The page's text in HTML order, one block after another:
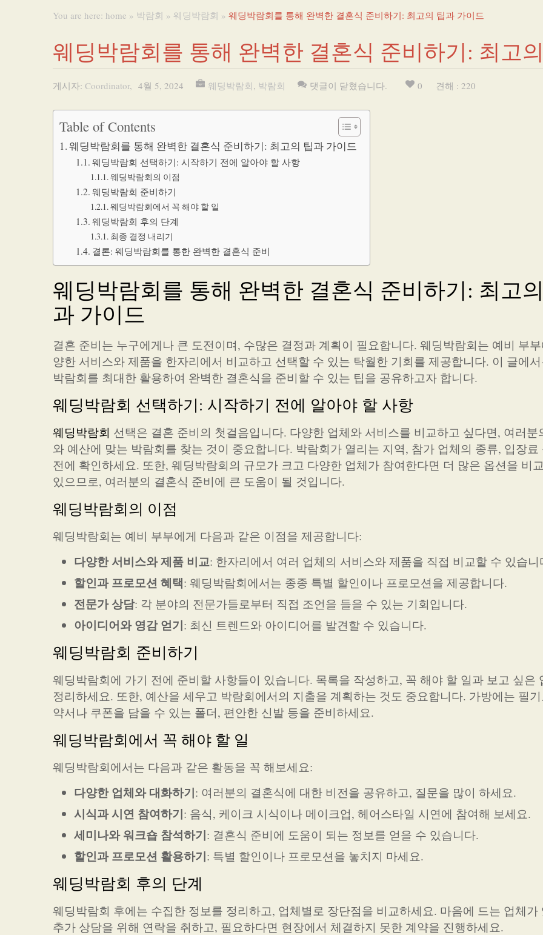
You are here: home » 박람회 » 웨딩박람회 » 웨딩박람회를 통해 완벽한 결혼식 준비하기: 최고의 팁과 가이드
웨딩박람회를 통해 완벽한 결혼식 준비하기: 최고
게시자: Coordinator, 4월 5, 2024 웨딩박람회, 박람회 댓글이 닫혔습니다. 0 견해 : 220
Table of Contents
웨딩박람회를 통해 완벽한 결혼식 준비하기: 최고의 팁과 가이드
웨딩박람회 선택하기: 시작하기 전에 알아야 할 사항
웨딩박람회의 이점
웨딩박람회 준비하기
웨딩박람회에서 꼭 해야 할 일
웨딩박람회 후의 단계
최종 결정 내리기
결론: 웨딩박람회를 통한 완벽한 결혼식 준비
웨딩박람회를 통해 완벽한 결혼식 준비하기: 최고
과 가이드
결혼 준비는 누구에게나 큰 도전이며, 수많은 결정과 계획이 필요합니다. 웨딩박람회는 예비 부
양한 서비스와 제품을 한자리에서 비교하고 선택할 수 있는 탁월한 기회를 제공합니다. 이 글에
박람회를 최대한 활용하여 완벽한 결혼식을 준비할 수 있는 팁을 공유하고자 합니다.
웨딩박람회 선택하기: 시작하기 전에 알아야 할 사항
웨딩박람회 선택은 결혼 준비의 첫걸음입니다. 다양한 업체와 서비스를 비교하고 싶다면, 여러분
와 예산에 맞는 박람회를 찾는 것이 중요합니다. 박람회가 열리는 지역, 참가 업체의 종류, 입장료
전에 확인하세요. 또한, 웨딩박람회의 규모가 크고 다양한 업체가 참여한다면 더 많은 옵션을 비
있으므로, 여러분의 결혼식 준비에 큰 도움이 될 것입니다.
웨딩박람회의 이점
웨딩박람회는 예비 부부에게 다음과 같은 이점을 제공합니다:
다양한 서비스와 제품 비교: 한자리에서 여러 업체의 서비스와 제품을 직접 비교할 수 있습니
할인과 프로모션 혜택: 웨딩박람회에서는 종종 특별 할인이나 프로모션을 제공합니다.
전문가 상담: 각 분야의 전문가들로부터 직접 조언을 들을 수 있는 기회입니다.
아이디어와 영감 얻기: 최신 트렌드와 아이디어를 발견할 수 있습니다.
웨딩박람회 준비하기
웨딩박람회에 가기 전에 준비할 사항들이 있습니다. 목록을 작성하고, 꼭 해야 할 일과 보고 싶은
정리하세요. 또한, 예산을 세우고 박람회에서의 지출을 계획하는 것도 중요합니다. 가방에는 필
약서나 쿠폰을 담을 수 있는 폴더, 편안한 신발 등을 준비하세요.
웨딩박람회에서 꼭 해야 할 일
웨딩박람회에서는 다음과 같은 활동을 꼭 해보세요:
다양한 업체와 대화하기: 여러분의 결혼식에 대한 비전을 공유하고, 질문을 많이 하세요.
시식과 시연 참여하기: 음식, 케이크 시식이나 메이크업, 헤어스타일 시연에 참여해 보세요.
세미나와 워크숍 참석하기: 결혼식 준비에 도움이 되는 정보를 얻을 수 있습니다.
할인과 프로모션 활용하기: 특별 할인이나 프로모션을 놓치지 마세요.
웨딩박람회 후의 단계
웨딩박람회 후에는 수집한 정보를 정리하고, 업체별로 장단점을 비교하세요. 마음에 드는 업체가
추가 상담을 위해 연락을 취하고, 필요하다면 현장에서 체결하지 못한 계약을 진행하세요.